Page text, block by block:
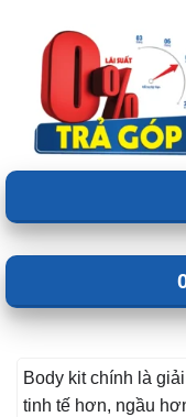
Body kit chính là
tinh tế hơn, ngầu